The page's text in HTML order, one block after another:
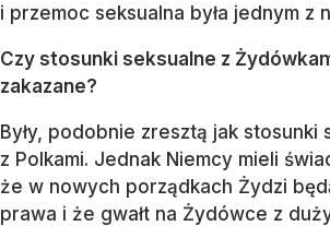
i przemoc seksualna była jednym z
Czy stosunki seksualne z
zakazane?
Były, podobnie zresztą jak stosunki
z Polkami. Jednak Niemcy mieli
że w nowych porządkach Żydzi
prawa i że gwałt na Żydówce z